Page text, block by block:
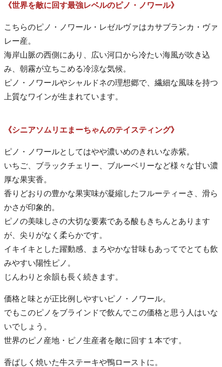
《世界を敵に回す最強レベルのピノ・ノワール》
こちらのピノ・ノワール・レゼルヴァはカサブランカ・ヴァ
レー産。
海岸山脈の西側にあり、広い河口から冷たい海風が吹き込
み、朝霧が立ちこめる冷涼な気候。
ピノ・ノワールやシャルドネの理想郷で、繊細な風味を持つ
上質なワインが生まれています。
《シニアソムリエまーちゃんのテイスティング》
ピノ・ノワールとしてはやや濃いめのきれいな赤紫。
いちご、ブラックチェリー、ブルーベリーなど様々な甘い濃
厚な果実香。
香りどおりの豊かな果実味が凝縮したフルーティーさ、滑ら
かさが印象的。
ピノの美味しさの大切な要素である酸もきちんとあります
が、尖りがなく柔らかです。
イキイキとした躍動感、まろやかな甘味もあってでとても飲
みやすい陽性ピノ。
じんわりと余韻も長く続きます。
価格と味とが正比例しやすいピノ・ノワール。
でもこのピノをブラインドで飲んでこの価格と思う人はいな
いでしょう。
世界のピノ産地・ピノ生産者を敵に回す１本です。
香ばしく焼いた牛ステーキや鴨ローストに。